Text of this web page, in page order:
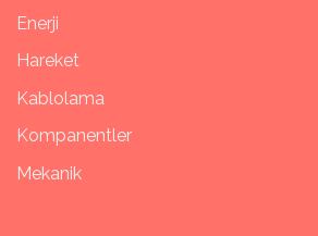
Enerji
Hareket
Kablolama
Kompanentler
Mekanik